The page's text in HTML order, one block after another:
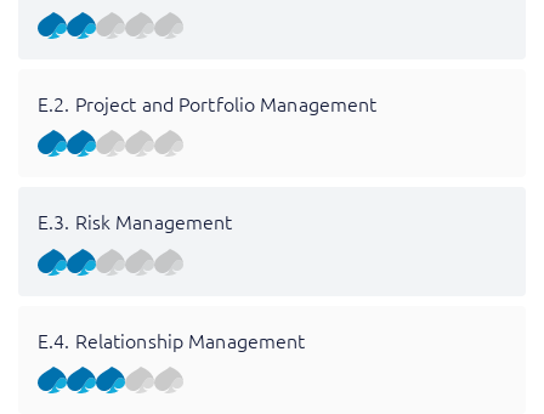
E.2. Project and Portfolio Management
E.3. Risk Management
E.4. Relationship Management